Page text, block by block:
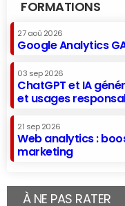
FORMATIONS
27 aoû 2026
Google Analytics
03 sep 2026
ChatGPT et IA
et usages
21 sep 2026
Web analytics :
marketing
À NE PAS RATER